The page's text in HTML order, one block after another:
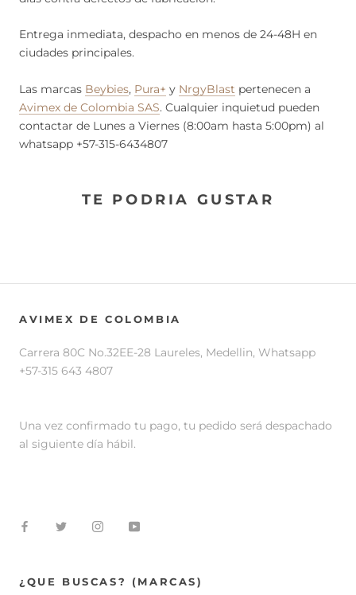
Entrega inmediata, despacho en menos de 24-48H en
ciudades principales.
Las marcas Beybies, Pura+ y NrgyBlast pertenecen a
Avimex de Colombia SAS. Cualquier inquietud pueden
contactar de Lunes a Viernes (8:00am hasta 5:00pm) al
whatsapp +57-315-6434807
TE PODRIA GUSTAR
AVIMEX DE COLOMBIA
Carrera 80C No.32EE-28 Laureles, Medellin, Whatsapp
+57-315 643 4807
Una vez confirmado tu pago, tu pedido será despachado
al siguiente día hábil.
¿QUE BUSCAS? (MARCAS)